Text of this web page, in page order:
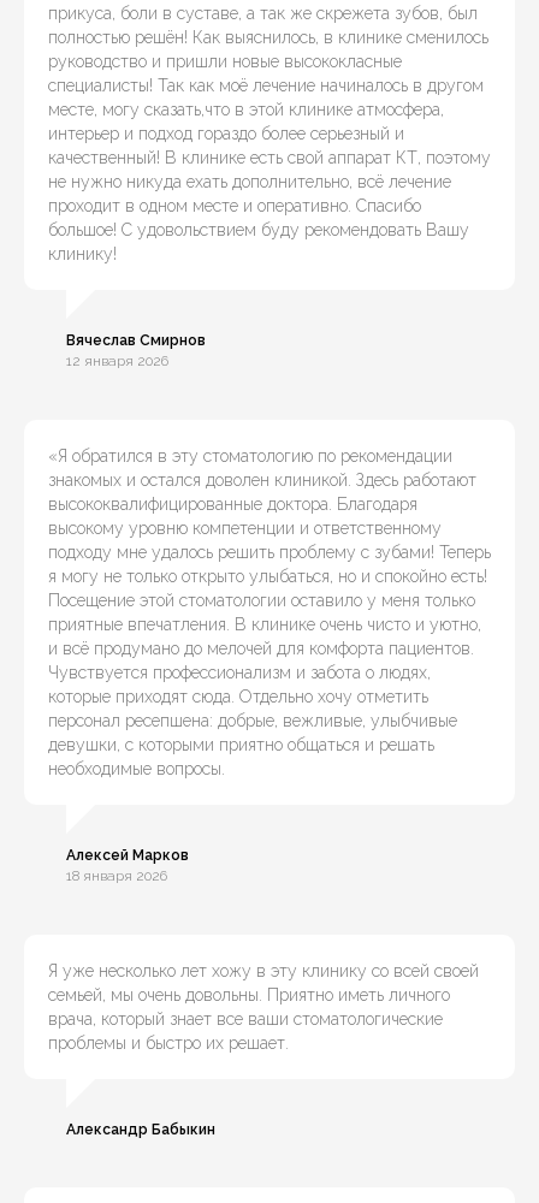
прикуса, боли в суставе, а так же скрежета зубов, был
полностью решён! Как выяснилось, в клинике сменилось
руководство и пришли новые высококласные
специалисты! Так как моё лечение начиналось в другом
месте, могу сказать,что в этой клинике атмосфера,
интерьер и подход гораздо более серьезный и
качественный! В клинике есть свой аппарат КТ, поэтому
не нужно никуда ехать дополнительно, всё лечение
проходит в одном месте и оперативно. Спасибо
большое! С удовольствием буду рекомендовать Вашу
клинику!
Вячеслав Смирнов
12 января 2026
«Я обратился в эту стоматологию по рекомендации
знакомых и остался доволен клиникой. Здесь работают
высококвалифицированные доктора. Благодаря
высокому уровню компетенции и ответственному
подходу мне удалось решить проблему с зубами! Теперь
я могу не только открыто улыбаться, но и спокойно есть!
Посещение этой стоматологии оставило у меня только
приятные впечатления. В клинике очень чисто и уютно,
и всё продумано до мелочей для комфорта пациентов.
Чувствуется профессионализм и забота о людях,
которые приходят сюда. Отдельно хочу отметить
персонал ресепшена: добрые, вежливые, улыбчивые
девушки, с которыми приятно общаться и решать
необходимые вопросы.
Алексей Марков
18 января 2026
Я уже несколько лет хожу в эту клинику со всей своей
семьей, мы очень довольны. Приятно иметь личного
врача, который знает все ваши стоматологические
проблемы и быстро их решает.
Александр Бабыкин